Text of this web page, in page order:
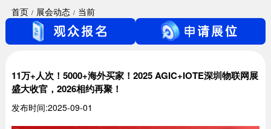
首页 展会动态 当前
11万+人次！5000+海外买家！2025 AGIC+IOTE深圳物联网展
盛大收官，2026相约再聚！
发布时间:2025-09-01